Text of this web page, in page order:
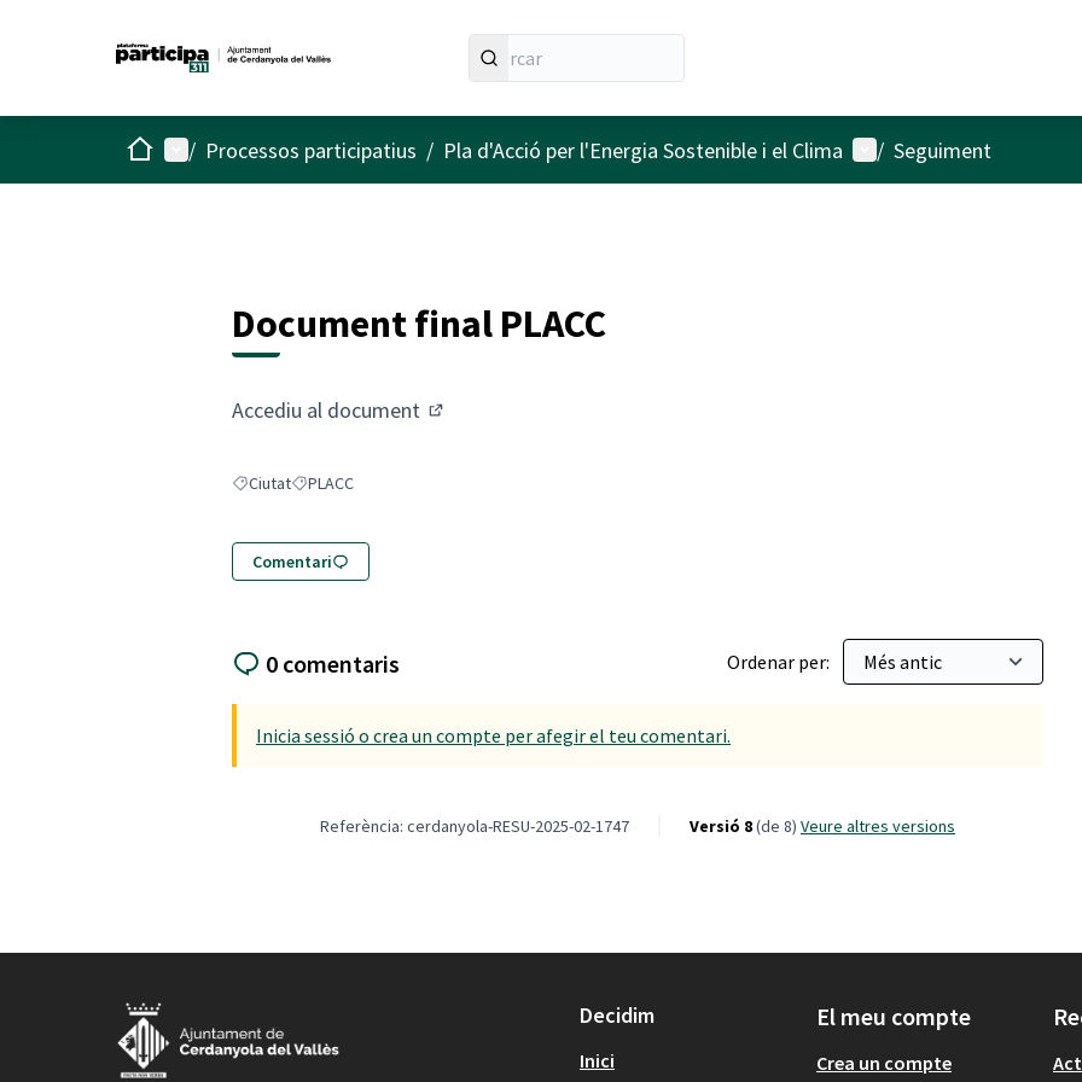
Inici Menú principal
/ Processos participatius / Pla d'Acció per l'Energia Sostenible i el Clima Menú d'usuari
/ Seguiment
Document final PLACC
Accediu al document
Resultats en filtrar per: Ciutat
CiutatResultats en filtrar per: PLACC
PLACC
Comentari
0 comentaris Ordenar per:
Inicia sessió o crea un compte per afegir el teu comentari.
Referència: cerdanyola-RESU-2025-02-1747 Versió 8(de 8) veure altres versions
Decidim
Inici
El meu compte
Crea un compte